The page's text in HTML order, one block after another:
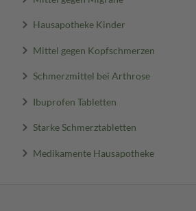
Hausapotheke Kinder
Mittel gegen Kopfschmerzen
Schmerzmittel bei Arthrose
Ibuprofen Tabletten
Starke Schmerztabletten
Medikamente Hausapotheke